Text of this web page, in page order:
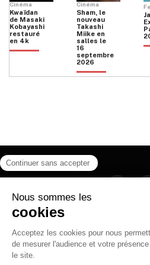
Cinéma
Kwaïdan
de Masaki
Kobayashi
restauré
en 4k
Cinéma
Sham, le
nouveau
Takashi
Miike en
salles le
16
septembre
2026
POLITIQUE DE